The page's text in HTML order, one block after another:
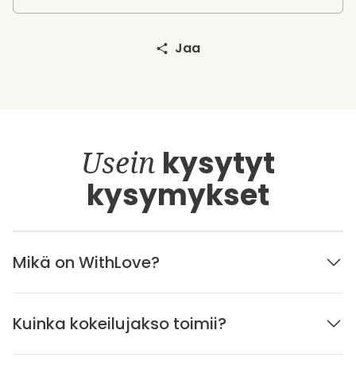
Jaa
Usein kysytyt
kysymykset
Mikä on WithLove?
Kuinka kokeilujakso toimii?